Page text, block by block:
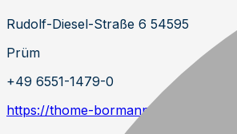
Rudolf-Diesel-Straße 6 54595
Prüm
+49 6551-1479-0
https://thome-bormann.de